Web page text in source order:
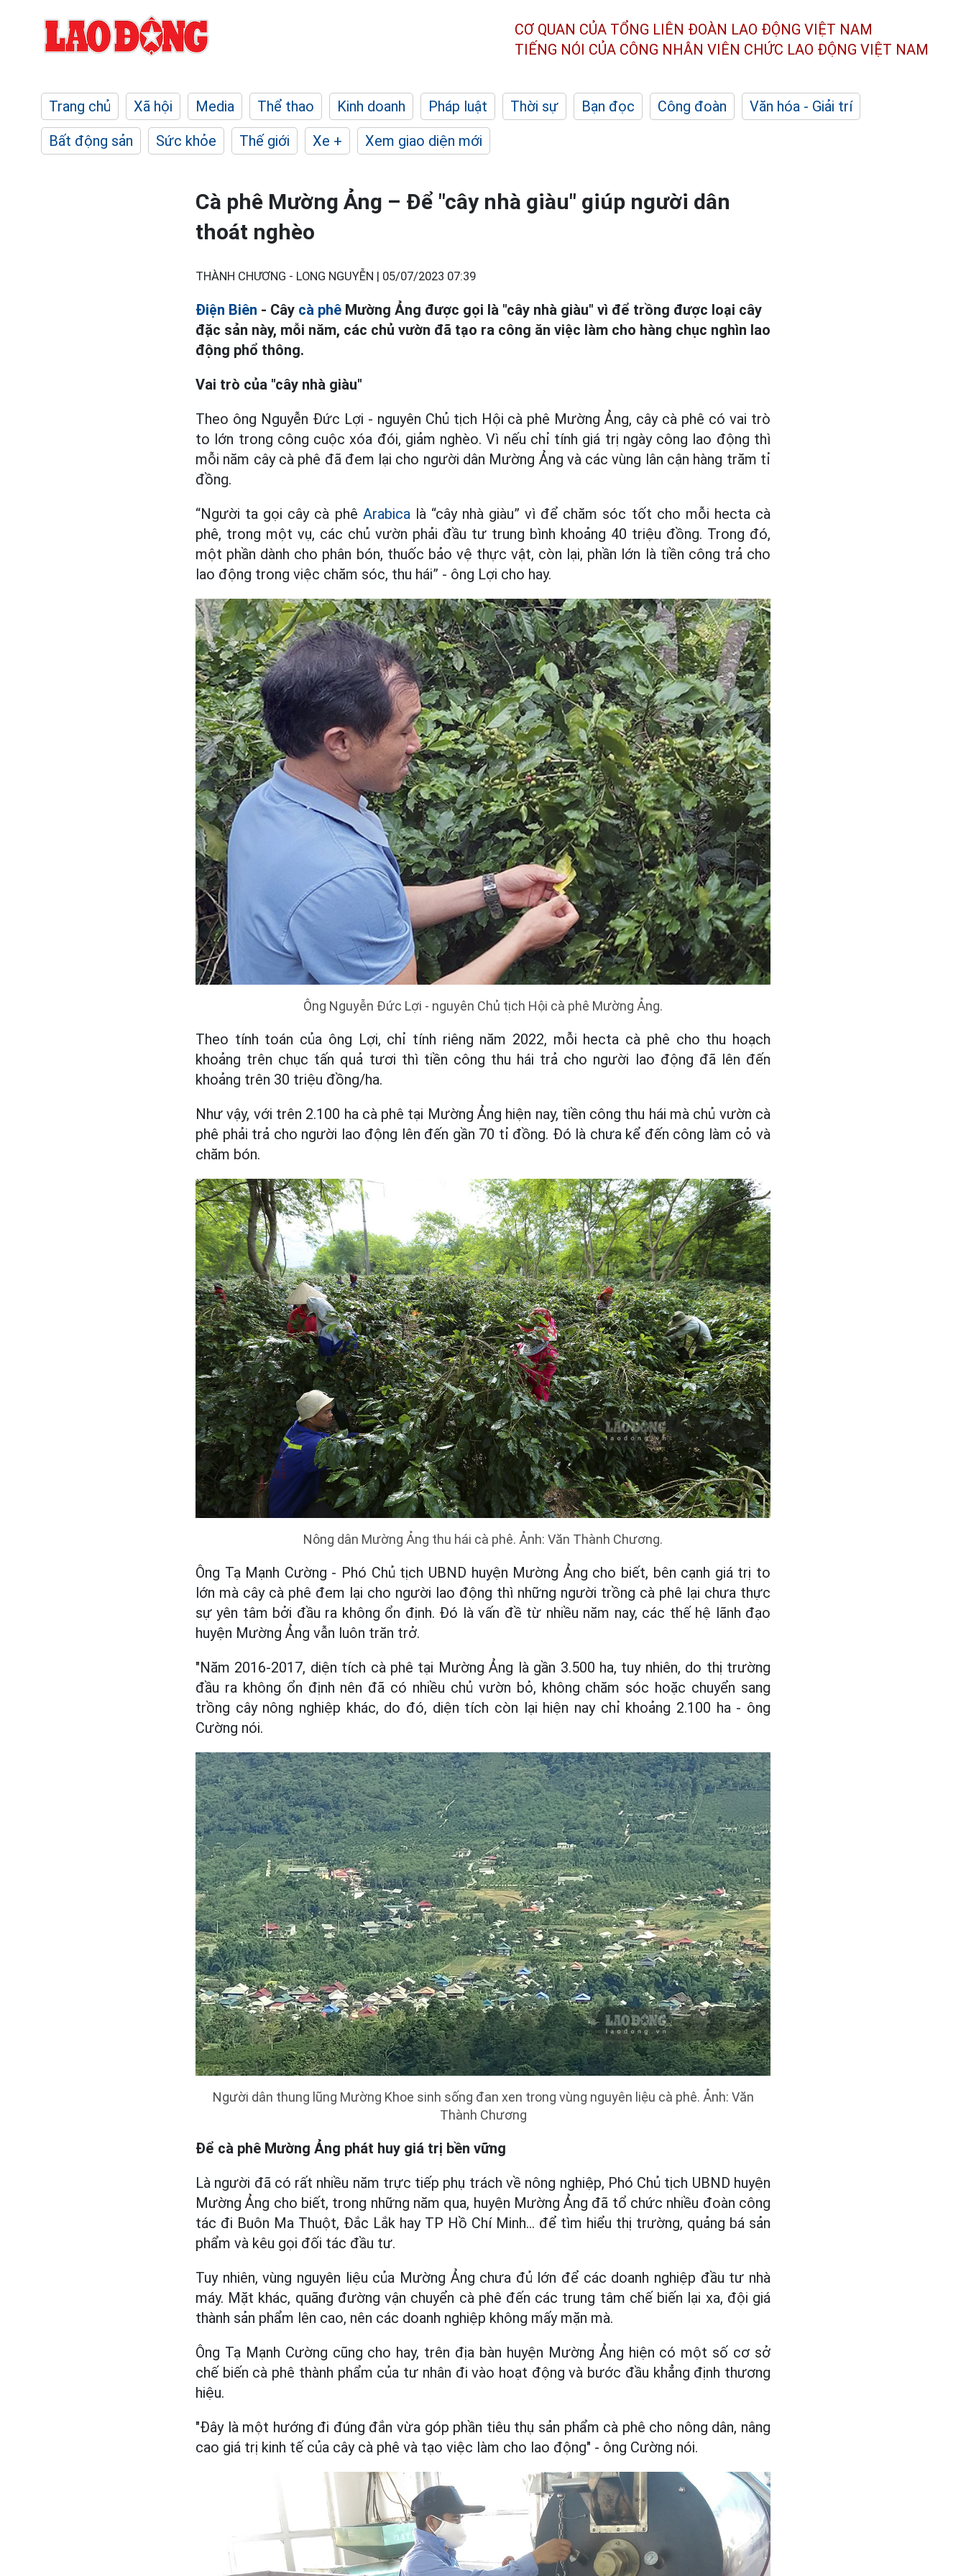
CƠ QUAN CỦA TỔNG LIÊN ĐOÀN LAO ĐỘNG VIỆT NAM
TIẾNG NÓI CỦA CÔNG NHÂN VIÊN CHỨC LAO ĐỘNG VIỆT NAM
Trang chủ Xã hội Media Thể thao Kinh doanh Pháp luật Thời sự Bạn đọc Công đoàn
Văn hóa - Giải trí
Bất động sản
Sức khỏe Thế giới Xe + Xem giao diện mới
Cà phê Mường Ảng – Để "cây nhà giàu" giúp người dân
thoát nghèo
THÀNH CHƯƠNG - LONG NGUYỄN | 05/07/2023 07:39
Điện Biên - Cây cà phê Mường Ảng được gọi là "cây nhà giàu" vì để trồng được loại cây
đặc sản này, mỗi năm, các chủ vườn đã tạo ra công ăn việc làm cho hàng chục nghìn lao
động phổ thông.
Vai trò của "cây nhà giàu"
Theo ông Nguyễn Đức Lợi - nguyên Chủ tịch Hội cà phê Mường Ảng, cây cà phê có vai trò
to lớn trong công cuộc xóa đói, giảm nghèo. Vì nếu chỉ tính giá trị ngày công lao động thì
mỗi năm cây cà phê đã đem lại cho người dân Mường Ảng và các vùng lân cận hàng trăm tỉ
đồng.
“Người ta gọi cây cà phê Arabicalà “cây nhà giàu” vì để chăm sóc tốt cho mỗi hecta cà
phê, trong một vụ, các chủ vườn phải đầu tư trung bình khoảng 40 triệu đồng. Trong đó,
một phần dành cho phân bón, thuốc bảo vệ thực vật, còn lại, phần lớn là tiền công trả cho
lao động trong việc chăm sóc, thu hái” - ông Lợi cho hay.
Ông Nguyễn Đức Lợi - nguyên Chủ tịch Hội cà phê Mường Ảng.
Theo tính toán của ông Lợi, chỉ tính riêng năm 2022, mỗi hecta cà phê cho thu hoạch
khoảng trên chục tấn quả tươi thì tiền công thu hái trả cho người lao động đã lên đến
khoảng trên 30 triệu đồng/ha.
Như vậy, với trên 2.100 ha cà phê tại Mường Ảng hiện nay, tiền công thu hái mà chủ vườn cà
phê phải trả cho người lao động lên đến gần 70 tỉ đồng. Đó là chưa kể đến công làm cỏ và
chăm bón.
Nông dân Mường Ảng thu hái cà phê. Ảnh: Văn Thành Chương.
Ông Tạ Mạnh Cường - Phó Chủ tịch UBND huyện Mường Ảng cho biết, bên cạnh giá trị to
lớn mà cây cà phê đem lại cho người lao động thì những người trồng cà phê lại chưa thực
sự yên tâm bởi đầu ra không ổn định. Đó là vấn đề từ nhiều năm nay, các thế hệ lãnh đạo
huyện Mường Ảng vẫn luôn trăn trở.
"Năm 2016-2017, diện tích cà phê tại Mường Ảng là gần 3.500 ha, tuy nhiên, do thị trường
đầu ra không ổn định nên đã có nhiều chủ vườn bỏ, không chăm sóc hoặc chuyển sang
trồng cây nông nghiệp khác, do đó, diện tích còn lại hiện nay chỉ khoảng 2.100 ha - ông
Cường nói.
Người dân thung lũng Mường Khoe sinh sống đan xen trong vùng nguyên liệu cà phê. Ảnh: Văn
Thành Chương
Để cà phê Mường Ảng phát huy giá trị bền vững
Là người đã có rất nhiều năm trực tiếp phụ trách về nông nghiệp, Phó Chủ tịch UBND huyện
Mường Ảng cho biết, trong những năm qua, huyện Mường Ảng đã tổ chức nhiều đoàn công
tác đi Buôn Ma Thuột, Đắc Lắk hay TP Hồ Chí Minh... để tìm hiểu thị trường, quảng bá sản
phẩm và kêu gọi đối tác đầu tư.
Tuy nhiên, vùng nguyên liệu của Mường Ảng chưa đủ lớn để các doanh nghiệp đầu tư nhà
máy. Mặt khác, quãng đường vận chuyển cà phê đến các trung tâm chế biến lại xa, đội giá
thành sản phẩm lên cao, nên các doanh nghiệp không mấy mặn mà.
Ông Tạ Mạnh Cường cũng cho hay, trên địa bàn huyện Mường Ảng hiện có một số cơ sở
chế biến cà phê thành phẩm của tư nhân đi vào hoạt động và bước đầu khẳng định thương
hiệu.
"Đây là một hướng đi đúng đắn vừa góp phần tiêu thụ sản phẩm cà phê cho nông dân, nâng
cao giá trị kinh tế của cây cà phê và tạo việc làm cho lao động" - ông Cường nói.